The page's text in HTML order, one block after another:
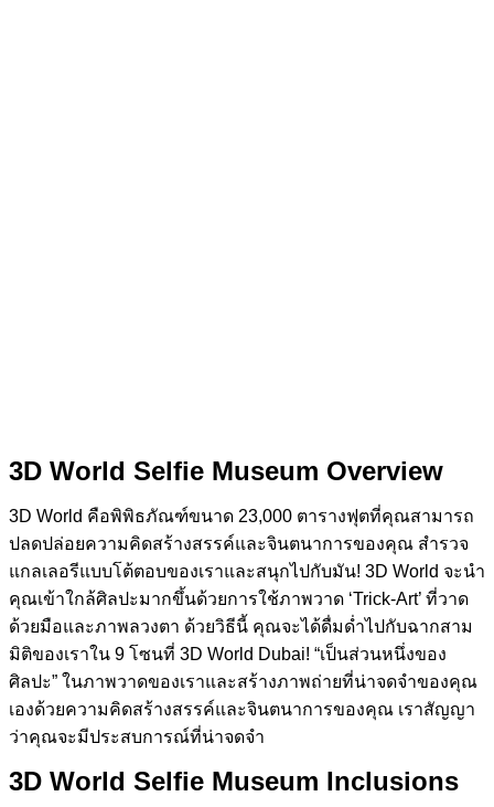
3D World Selfie Museum Overview
3D World คือพิพิธภัณฑ์ขนาด 23,000 ตารางฟุตที่คุณสามารถ
ปลดปล่อยความคิดสร้างสรรค์และจินตนาการของคุณ สำรวจ
แกลเลอรีแบบโต้ตอบของเราและสนุกไปกับมัน! 3D World จะนำ
คุณเข้าใกล้ศิลปะมากขึ้นด้วยการใช้ภาพวาด ‘Trick-Art’ ที่วาด
ด้วยมือและภาพลวงตา ด้วยวิธีนี้ คุณจะได้ดื่มด่ำไปกับฉากสาม
มิติของเราใน 9 โซนที่ 3D World Dubai! “เป็นส่วนหนึ่งของ
ศิลปะ” ในภาพวาดของเราและสร้างภาพถ่ายที่น่าจดจำของคุณ
เองด้วยความคิดสร้างสรรค์และจินตนาการของคุณ เราสัญญา
ว่าคุณจะมีประสบการณ์ที่น่าจดจำ
3D World Selfie Museum Inclusions